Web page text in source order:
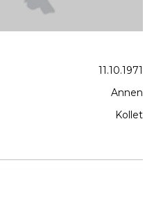
11.10.1971
Annen
Kollet